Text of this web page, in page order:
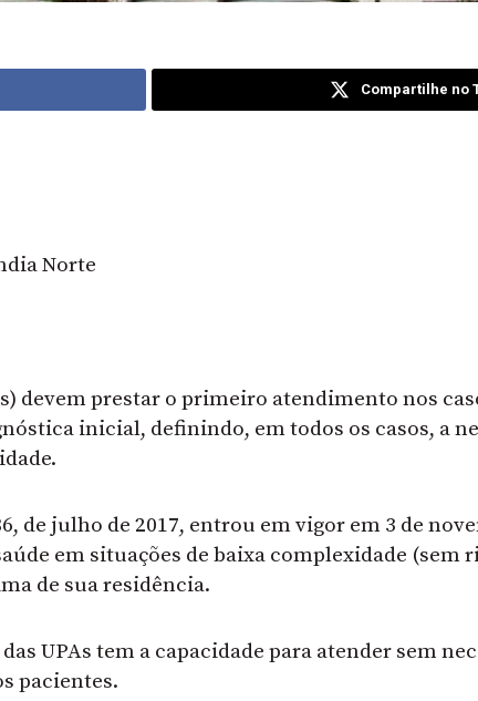
Compartilhe no
Norte
devem prestar o primeiro atendimento nos
inicial, definindo, em todos os casos, a
de julho de 2017, entrou em vigor em 3 de
em situações de baixa complexidade (sem
de sua residência.
UPAs tem a capacidade para atender sem
pacientes.